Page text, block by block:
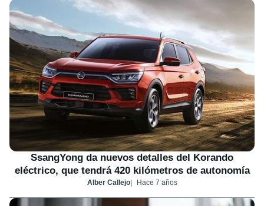
SsangYong da nuevos detalles del Korando
eléctrico, que tendrá 420 kilómetros de autonomía
Alber Callejo Hace 7 años